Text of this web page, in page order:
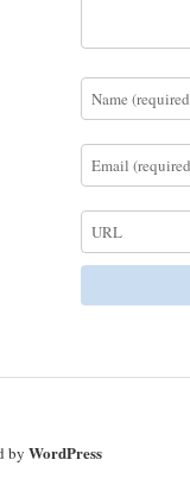
by WordPress